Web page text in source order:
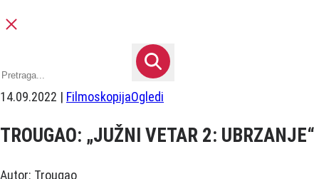
14.09.2022 | FilmoskopijaOgledi
TROUGAO: „JUŽNI VETAR 2: UBRZANJE“
Autor: Trougao